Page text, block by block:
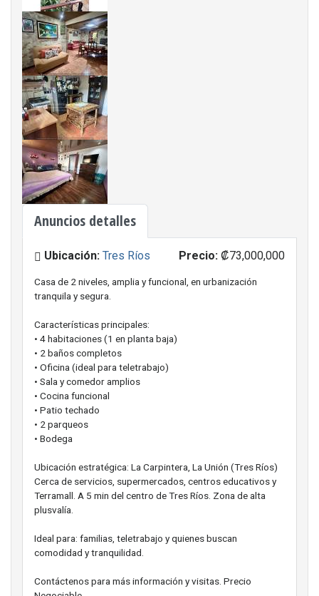
Anuncios detalles
Ubicación: Tres Ríos Precio: ₡73,000,000
Casa de 2 niveles, amplia y funcional, en urbanización
tranquila y segura.
Características principales:
• 4 habitaciones (1 en planta baja)
• 2 baños completos
• Oficina (ideal para teletrabajo)
• Sala y comedor amplios
• Cocina funcional
• Patio techado
• 2 parqueos
• Bodega
Ubicación estratégica: La Carpintera, La Unión (Tres Ríos)
Cerca de servicios, supermercados, centros educativos y
Terramall. A 5 min del centro de Tres Ríos. Zona de alta
plusvalía.
Ideal para: familias, teletrabajo y quienes buscan
comodidad y tranquilidad.
Contáctenos para más información y visitas. Precio